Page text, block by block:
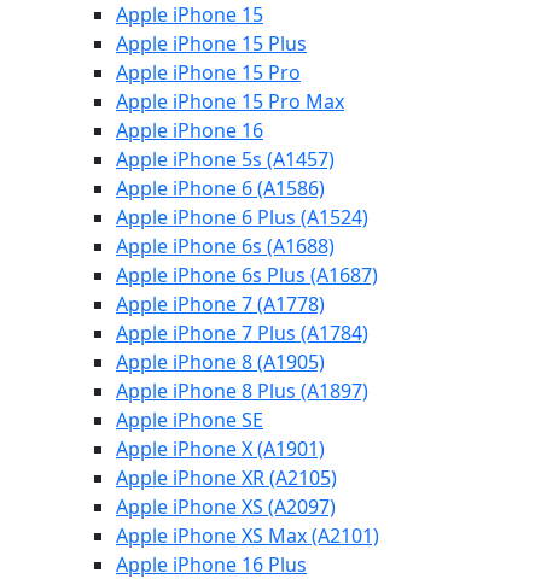
Apple iPhone 15
Apple iPhone 15 Plus
Apple iPhone 15 Pro
Apple iPhone 15 Pro Max
Apple iPhone 16
Apple iPhone 5s (A1457)
Apple iPhone 6 (A1586)
Apple iPhone 6 Plus (A1524)
Apple iPhone 6s (A1688)
Apple iPhone 6s Plus (A1687)
Apple iPhone 7 (A1778)
Apple iPhone 7 Plus (A1784)
Apple iPhone 8 (A1905)
Apple iPhone 8 Plus (A1897)
Apple iPhone SE
Apple iPhone X (A1901)
Apple iPhone XR (A2105)
Apple iPhone XS (A2097)
Apple iPhone XS Max (A2101)
Apple iPhone 16 Plus